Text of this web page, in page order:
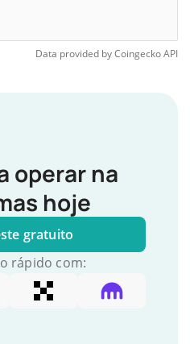
Data provided byCoingeckoAPI
operar na
hoje
gratuito
rápido com: